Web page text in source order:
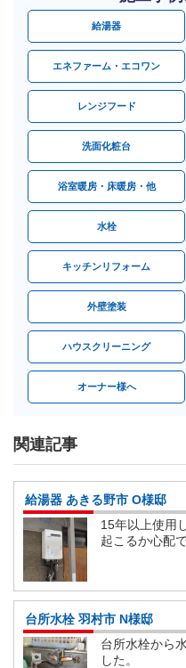
給湯器
エネファーム・エコワン
レンジフード
洗面化粧台
浴室暖房・床暖房・他
水栓
キッチンリフォーム
外壁塗装
ハウスクリーニング
オーナー様へ
関連記事
給湯器 あきる野市 O様邸
15年以上使用
起こるか心配で
台所水栓 羽村市 N様邸
台所水栓から
した。